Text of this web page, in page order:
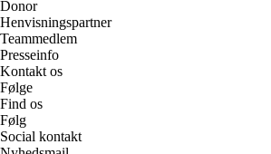
Donor
Henvisningspartner
Teammedlem
Presseinfo
Kontakt os
Følge
Find os
Følg
Social kontakt